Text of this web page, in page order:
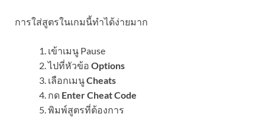
การใส่สูตรในเกมนี้ทำได้ง่ายมาก
เข้าเมนู Pause
ไปที่หัวข้อ Options
เลือกเมนูCheats
กด Enter Cheat Code
พิมพ์สูตรที่ต้องการ